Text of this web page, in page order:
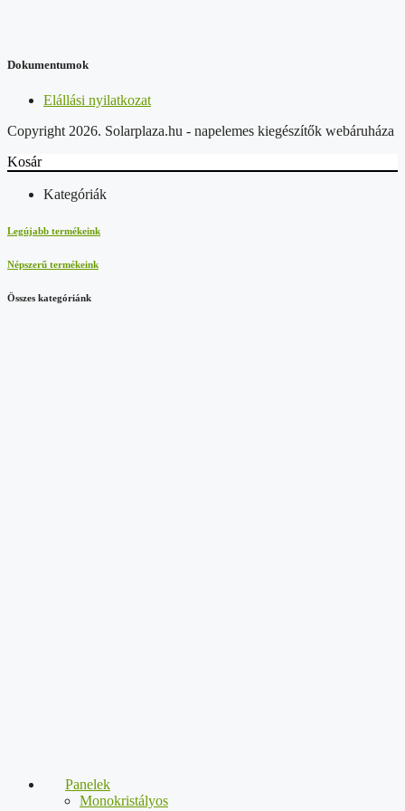
Dokumentumok
Elállási nyilatkozat
Copyright 2026. Solarplaza.hu - napelemes kiegészítők webáruháza
Kosár
Kategóriák
Legújabb termékeink
Népszerű termékeink
Összes kategóriánk
Panelek
Monokristályos